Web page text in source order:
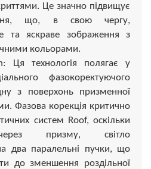
Це значно підвищує
що, в свою чергу,
та яскраве зображення з
кольорами.
Ця технологія полягає у
фазокоректуючого
з поверхонь призменної
Фазова корекція критично
систем Roof, оскільки
призму, світло
два паралельні пучки, що
до зменшення роздільної